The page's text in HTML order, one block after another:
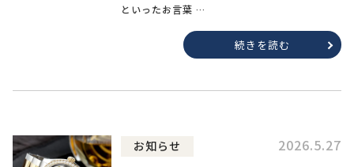
といったお言葉 …
続きを読む
お知らせ
2026.5.27